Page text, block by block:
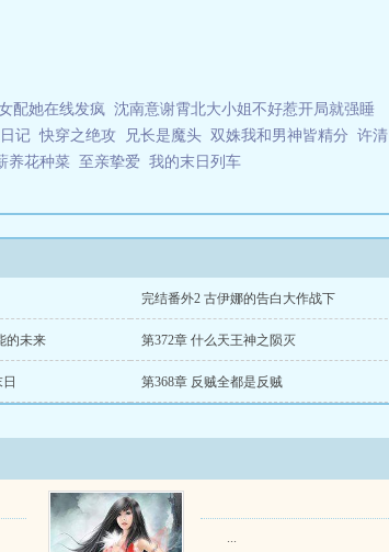
，捡到红发断臂，夏诺发现献祭那些改变世界线的
，罗杰的绞刑架？我吃！这什么？路飞的草帽？
海贼颜值拉满》《海贼之疾风剑豪》，欢迎入
配她在线发疯 沈南意谢霄北大小姐不好惹开局就强睡
记 快穿之绝攻 兄长是魔头 双姝我和男神皆精分 许清
养花种菜 至亲挚爱 我的末日列车
完结番外2 古伊娜的告白大作战下
的未来 第372章 什么天王神之陨灭
第368章 反贼全都是反贼
...